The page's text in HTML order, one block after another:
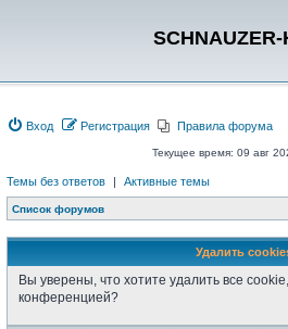
SCHNAUZER-
Вход Регистрация Правила форума
Текущее время: 09 авг
Темы без ответов | Активные темы
Список форумов
Удалить
Вы уверены, что хотите удалить все
конференцией?